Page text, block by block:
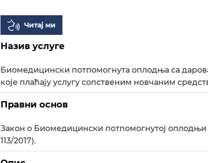
Читај ми
Назив услуге
Биомедицински потпомогнута оплодња са
које плаћају услугу сопственим новчаним
Правни основ
Закон о Биомедицински потпомогнутој
113/2017).